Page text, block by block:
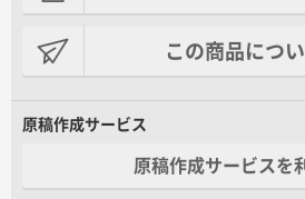
この商品につ
原稿作成サービス
原稿作成サービスを